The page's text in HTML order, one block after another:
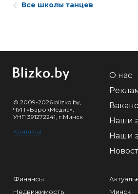
Все школы танцев
© 2009-2026 blizko.by,
ЧУП «БарокМедиа»,
УНП 391272241, г.Минск
Контакты
О нас
Наши
Наши
Финансы
Недвижимость
Минск